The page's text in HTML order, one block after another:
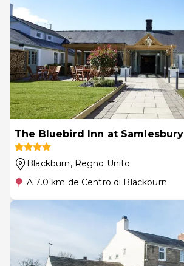
The Bluebird Inn at Samlesbury
Blackburn, Regno Unito
A 7.0 km de Centro di Blackburn